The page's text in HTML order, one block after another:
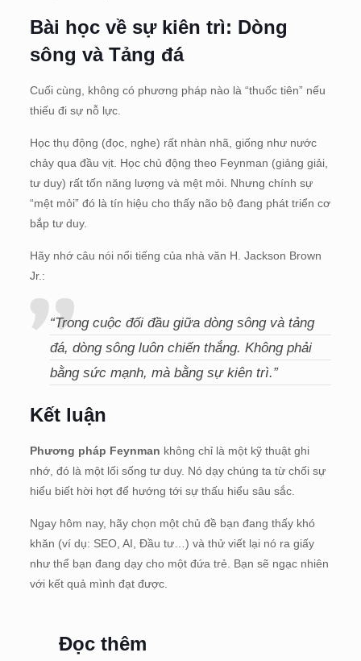
Bài học về sự kiên trì: Dòng
sông và Tảng đá
Cuối cùng, không có phương pháp nào là “thuốc tiên” nếu
thiếu đi sự nỗ lực.
Học thụ động (đọc, nghe) rất nhàn nhã, giống như nước
chảy qua đầu vịt. Học chủ động theo Feynman (giảng giải,
tư duy) rất tốn năng lượng và mệt mỏi. Nhưng chính sự
“mệt mỏi” đó là tín hiệu cho thấy não bộ đang phát triển cơ
bắp tư duy.
Hãy nhớ câu nói nổi tiếng của nhà văn H. Jackson Brown
Jr.:
“Trong cuộc đối đầu giữa dòng sông và tảng
đá, dòng sông luôn chiến thắng. Không phải
bằng sức mạnh, mà bằng sự kiên trì.”
Kết luận
Phương pháp Feynman không chỉ là một kỹ thuật ghi
nhớ, đó là một lối sống tư duy. Nó dạy chúng ta từ chối sự
hiểu biết hời hợt để hướng tới sự thấu hiểu sâu sắc.
Ngay hôm nay, hãy chọn một chủ đề bạn đang thấy khó
khăn (ví dụ: SEO, AI, Đầu tư…) và thử viết lại nó ra giấy
như thể bạn đang dạy cho một đứa trẻ. Bạn sẽ ngạc nhiên
với kết quả mình đạt được.
Đọc thêm